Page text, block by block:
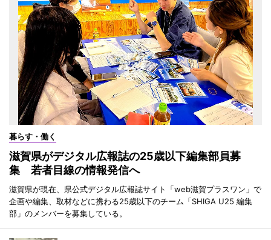
暮らす・働く
滋賀県がデジタル広報誌の25歳以下編集部員募
集 若者目線の情報発信へ
滋賀県が現在、県公式デジタル広報誌サイト「web滋賀プラスワン」で
企画や編集、取材などに携わる25歳以下のチーム「SHIGA U25 編集
部」のメンバーを募集している。